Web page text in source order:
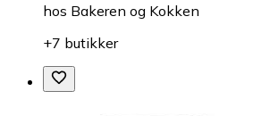
hos Bakeren og Kokken
+7 butikker